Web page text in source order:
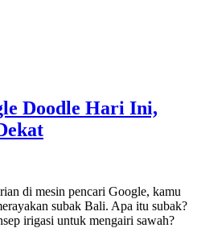
Doodle Hari Ini,
di mesin pencari Google, kamu
subak Bali. Apa itu subak?
irigasi untuk mengairi sawah?